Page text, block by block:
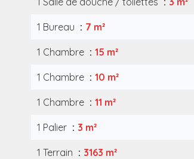
1 Bureau 7 m²
1 Chambre 15 m²
1 Chambre 10 m²
1 Chambre 11 m²
1 Palier 3 m²
1 Terrain 3163 m²